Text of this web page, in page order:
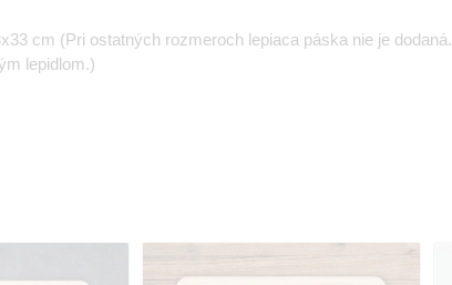
cm (Pri ostatných rozmeroch lepiaca páska nie je dodaná.
lepidlom.)